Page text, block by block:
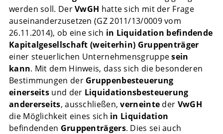
werden soll. DerVwGH hatte sich mit der Frage
auseinanderzusetzen (GZ 2011/13/0009 vom
26.11.2014), ob eine sich in Liquidation befindende
Kapitalgesellschaft (weiterhin) Gruppenträger
einer steuerlichen Unternehmensgruppesein
kann. Mit dem Hinweis, dass sich die besonderen
Bestimmungen der Gruppenbesteuerung
einerseits und der Liquidationsbesteuerung
andererseits, ausschließen,verneinte der VwGH
die Möglichkeit eines sich in Liquidation
befindenden Gruppenträgers. Dies sei auch